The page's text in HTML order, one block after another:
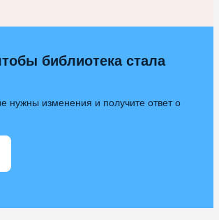
библиотека стала
нужны изменения и получите ответ о